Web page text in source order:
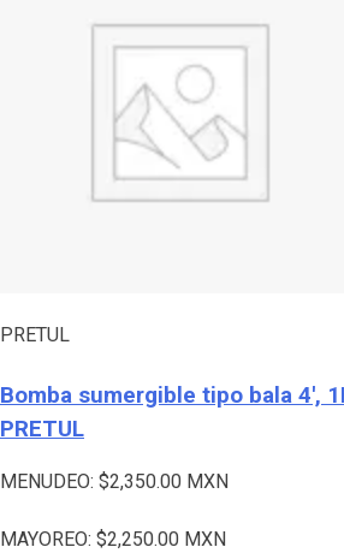
PRETUL
Bomba sumergible tipo bala 4′,
PRETUL
MENUDEO: $2,350.00 MXN
MAYOREO: $2,250.00 MXN